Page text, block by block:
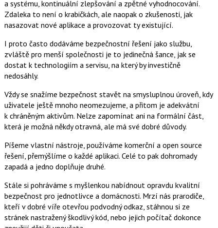
a systému, kontinuální zlepšování a zpětné vyhodnocování.
Zdaleka to není o krabičkách, ale naopak o zkušenosti, jak
nasazovat nové aplikace a provozovat ty existující.
I proto často dodáváme bezpečnostní řešení jako službu,
zvláště pro menší společnosti je to jedinečná šance, jak se
dostat k technologiím a servisu, na který by investičně
nedosáhly.
Vždy se snažíme bezpečnost stavět na smysluplnou úroveň, kdy
uživatele ještě mnoho neomezujeme, a přitom je adekvátní
k chráněným aktivům. Nelze zapomínat ani na formální část,
která je možná někdy otravná, ale má své dobré důvody.
Píšeme vlastní nástroje, používáme komerční a open source
řešení, přemýšlíme o každé aplikaci. Celé to pak dohromady
zapadá a jedno doplňuje druhé.
Stále si pohráváme s myšlenkou nabídnout opravdu kvalitní
bezpečnost pro jednotlivce a domácnosti. Mrzí nás prarodiče,
kteří v dobré víře otevřou podvodný odkaz, stáhnou si ze
stránek nastražený škodlivý kód, nebo jejich počítač dokonce